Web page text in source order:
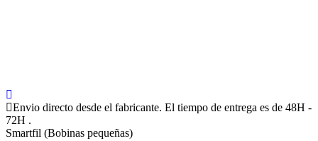
Envio directo desde el fabricante. El tiempo de entrega es de 48H -
72H .
Smartfil (Bobinas pequeñas)